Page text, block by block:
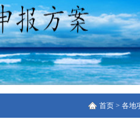
首页 > 各地